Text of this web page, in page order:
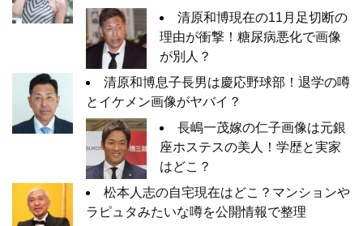
清原和博現在の11月足切断の
理由が衝撃！糖尿病悪化で画像
が別人？
清原和博息子長男は慶応野球部！退学の噂
とイケメン画像がヤバイ？
長嶋一茂嫁の仁子画像は元銀
座ホステスの美人！学歴と実家
はどこ？
松本人志の自宅現在はどこ？マンションや
ラピュタみたいな噂を公開情報で整理